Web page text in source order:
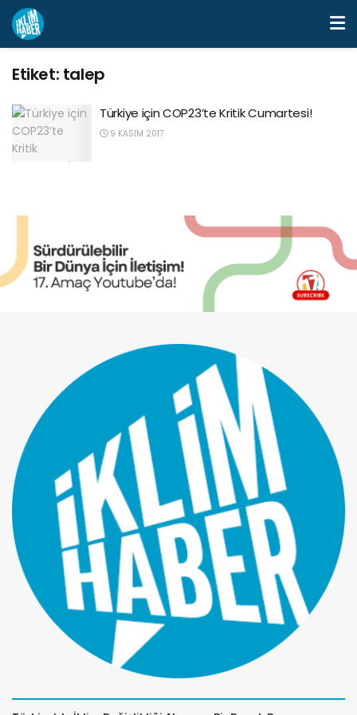
Etiket: talep
Türkiye için COP23’te Kritik Cumartesi!
9 KASIM 2017